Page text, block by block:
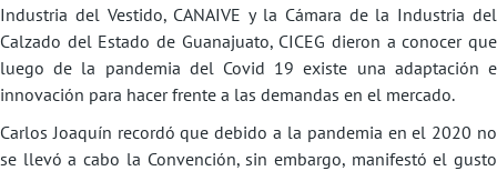
Industria del Vestido, CANAIVE y la Cámara de la Industria del
Calzado del Estado de Guanajuato, CICEG dieron a conocer que
luego de la pandemia del Covid 19 existe una adaptación e
innovación para hacer frente a las demandas en el mercado.
Carlos Joaquín recordó que debido a la pandemia en el 2020 no
se llevó a cabo la Convención, sin embargo, manifestó el gusto